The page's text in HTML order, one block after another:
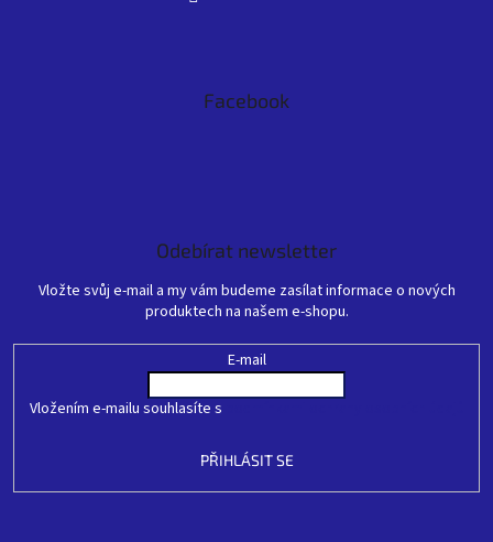
Facebook
Odebírat newsletter
Vložte svůj e-mail a my vám budeme zasílat informace o nových
produktech na našem e-shopu.
E-mail
Vložením e-mailu souhlasíte s
PŘIHLÁSIT SE